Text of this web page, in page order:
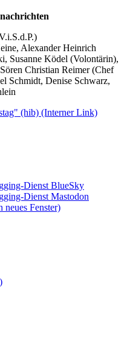
Alexander Heinrich
Susanne Ködel (Volontärin),
Christian Reimer (Chef
Schmidt, Denise Schwarz,
(hib) (Interner Link)
Dienst BlueSky
Dienst Mastodon
Fenster)